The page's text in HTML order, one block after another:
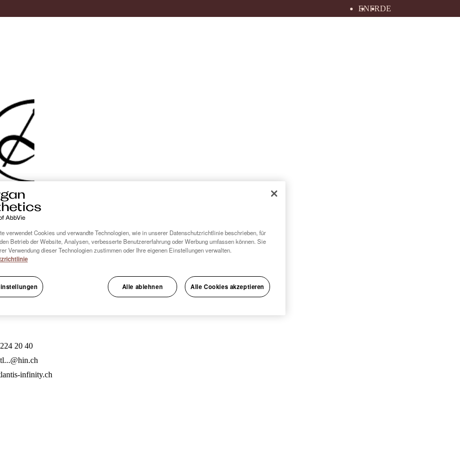
ENFRDE
20 40
infinity.ch
verwendet Cookies und verwandte Technologien, wie in unserer Datenschutzrichtlinie beschrieben, für
Betrieb der Website, Analysen, verbesserte Benutzererfahrung oder Werbung umfassen können. Sie
Verwendung dieser Technologien zustimmen oder Ihre eigenen Einstellungen verwalten.
Alle ablehnen Alle Cookies akzeptieren